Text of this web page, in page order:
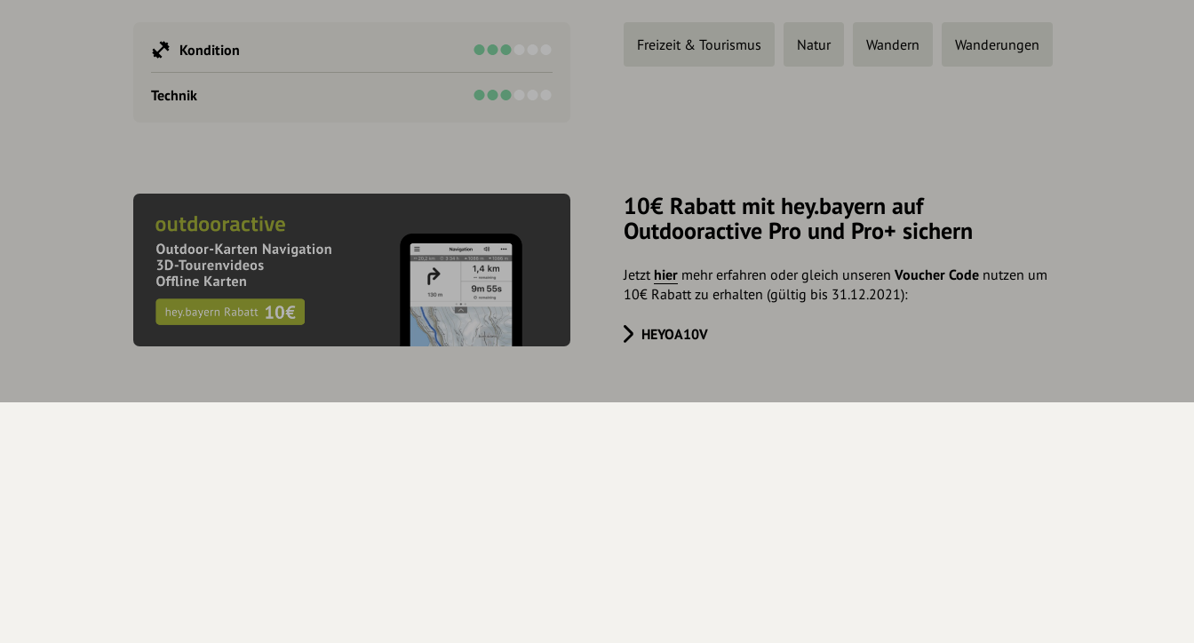
Kondition
Technik
Freizeit & Tourismus Natur Wandern Wanderungen
10€ Rabatt mit hey.bayern auf
Outdooractive Pro und Pro+ sichern
Jetzt hier mehr erfahren oder gleich unseren Voucher Code nutzen um
10€ Rabatt zu erhalten (gültig bis 31.12.2021):
HEYOA10V